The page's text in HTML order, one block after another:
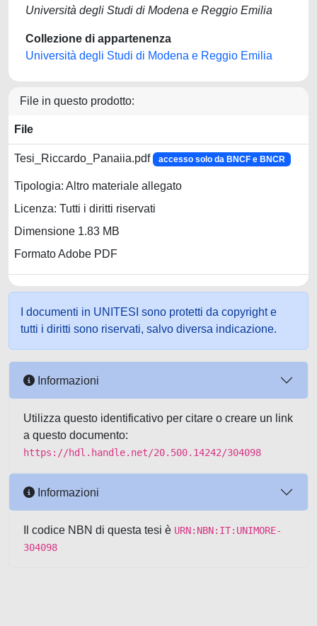
Università degli Studi di Modena e Reggio Emilia
Collezione di appartenenza
Università degli Studi di Modena e Reggio Emilia
File in questo prodotto:
File
Tesi_Riccardo_Panaiia.pdf accesso solo da BNCF e BNCR
Tipologia: Altro materiale allegato
Licenza: Tutti i diritti riservati
Dimensione 1.83 MB
Formato Adobe PDF
I documenti in UNITESI sono protetti da copyright e
tutti i diritti sono riservati, salvo diversa indicazione.
Informazioni
Utilizza questo identificativo per citare o creare un link
a questo documento:
https://hdl.handle.net/20.500.14242/304098
Informazioni
Il codice NBN di questa tesi è URN:NBN:IT:UNIMORE-
304098